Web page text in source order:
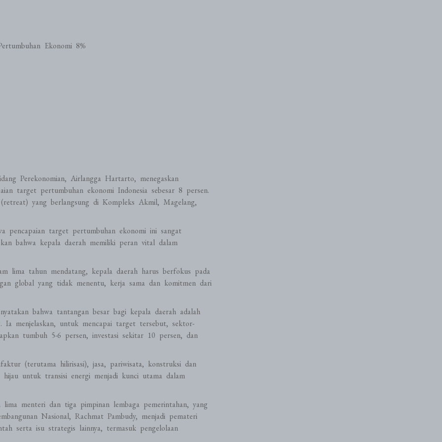
Ekonomi 8%
Perekonomian, Airlangga Hartarto, menegaskan
target pertumbuhan ekonomi Indonesia sebesar 8 persen.
yang berlangsung di Kompleks Akmil, Magelang,
pencapaian target pertumbuhan ekonomi ini sangat
bahwa kepala daerah memiliki peran vital dalam
lima tahun mendatang, kepala daerah harus berfokus pada
global yang tidak menentu, kerja sama dan komitmen dari
bahwa tantangan besar bagi kepala daerah adalah
Ia menjelaskan, untuk mencapai target tersebut, sektor-
tumbuh 5-6 persen, investasi sekitar 10 persen, dan
(terutama hilirisasi), jasa, pariwisata, konstruksi dan
untuk transisi energi menjadi kunci utama dalam
menteri dan tiga pimpinan lembaga pemerintahan, yang
Nasional, Rachmat Pambudy, menjadi pemateri
serta isu strategis lainnya, termasuk pengelolaan